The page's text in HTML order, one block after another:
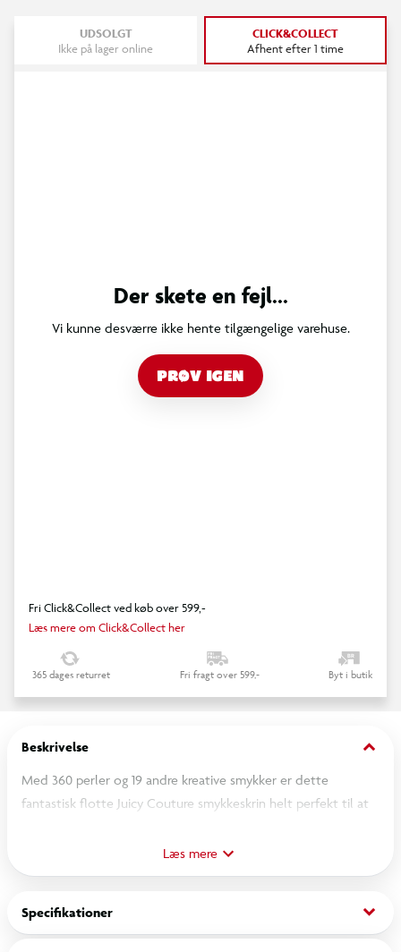
UDSOLGT
Ikke på lager online
CLICK&COLLECT
Afhent efter 1 time
Der skete en fejl...
Vi kunne desværre ikke hente tilgængelige varehuse.
PRØV IGEN
Fri Click&Collect ved køb over 599,-
Læs mere om Click&Collect her
365 dages returret Fri fragt over 599,- Byt i butik
Beskrivelse keyboard_arrow_down
Med 360 perler og 19 andre kreative smykker er dette
fantastisk flotte Juicy Couture smykkeskrin helt perfekt til at
mellem satinbånd og elsatiksnor og gå i gang med at skabe
din helt egen unikke stil med modemærket Juicy Couture.
opbevare dine kreationer og alle de ting du er i gang med,
Læs mere
Specifikationer keyboard_arrow_down